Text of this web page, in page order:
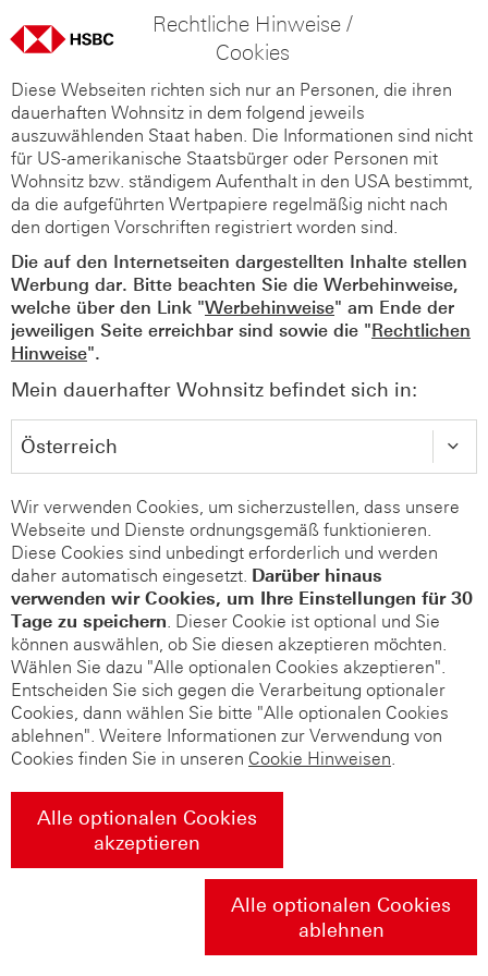
Rechtliche Hinweise /
Cookies
Diese Webseiten richten sich nur an Personen, die ihren
dauerhaften Wohnsitz in dem folgend jeweils
auszuwählenden Staat haben. Die Informationen sind nicht
für US-amerikanische Staatsbürger oder Personen mit
Wohnsitz bzw. ständigem Aufenthalt in den USA bestimmt,
da die aufgeführten Wertpapiere regelmäßig nicht nach
den dortigen Vorschriften registriert worden sind.
Die auf den Internetseiten dargestellten Inhalte stellen
Werbung dar. Bitte beachten Sie die Werbehinweise,
welche über den Link "Werbehinweise" am Ende der
jeweiligen Seite erreichbar sind sowie die "Rechtlichen
Hinweise".
Mein dauerhafter Wohnsitz befindet sich in:
Wir verwenden Cookies, um sicherzustellen, dass unsere
Webseite und Dienste ordnungsgemäß funktionieren.
Diese Cookies sind unbedingt erforderlich und werden
daher automatisch eingesetzt. Darüber hinaus
verwenden wir Cookies, um Ihre Einstellungen für 30
Tage zu speichern. Dieser Cookie ist optional und Sie
können auswählen, ob Sie diesen akzeptieren möchten.
Wählen Sie dazu "Alle optionalen Cookies akzeptieren".
Entscheiden Sie sich gegen die Verarbeitung optionaler
Cookies, dann wählen Sie bitte "Alle optionalen Cookies
ablehnen". Weitere Informationen zur Verwendung von
Cookies finden Sie in unseren Cookie Hinweisen.
Alle optionalen Cookies
akzeptieren
Alle optionalen Cookies
ablehnen